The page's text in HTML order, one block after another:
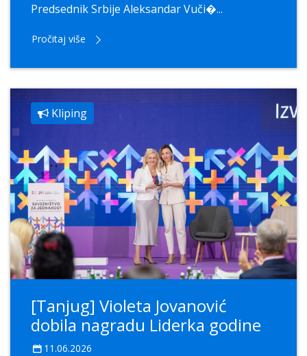
Predsednik Srbije Aleksandar Vuči�...
Pročitaj više
Kliping
[Tanjug] Violeta Jovanović
dobila nagradu Liderka godine
11.06.2026